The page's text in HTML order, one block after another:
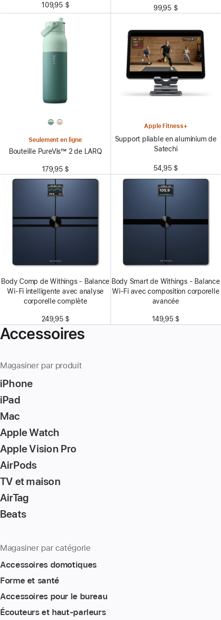
109,95 $ 99,95 $
Seulement en ligne
Bouteille PureVis™ 2 de LARQ
179,95 $
Apple Fitness+
Support pliable en aluminium de
Satechi
54,95 $
Body Comp de Withings - Balance
Wi-Fi intelligente avec analyse
corporelle complète
249,95 $
Body Smart de Withings - Balance
Wi-Fi avec composition corporelle
avancée
149,95 $
Accessoires
Magasiner par produit
iPhone
iPad
Mac
Apple Watch
Apple Vision Pro
AirPods
TV et maison
AirTag
Beats
Magasiner par catégorie
Accessoires domotiques
Forme et santé
Accessoires pour le bureau
Écouteurs et haut-parleurs